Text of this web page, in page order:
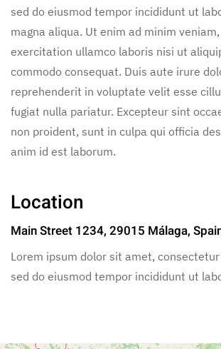
sed do eiusmod tempor incididunt ut
magna aliqua. Ut enim ad minim
exercitation ullamco laboris nisi ut
commodo consequat. Duis aute irure
reprehenderit in voluptate velit esse
fugiat nulla pariatur. Excepteur sint
non proident, sunt in culpa qui officia
anim id est laborum.
Location
Main Street 1234, 29015 Málaga,
Lorem ipsum dolor sit amet,
sed do eiusmod tempor incididunt ut